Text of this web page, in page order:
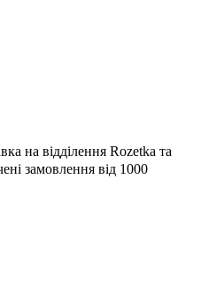
на відділення Rozetka та
замовлення від 1000